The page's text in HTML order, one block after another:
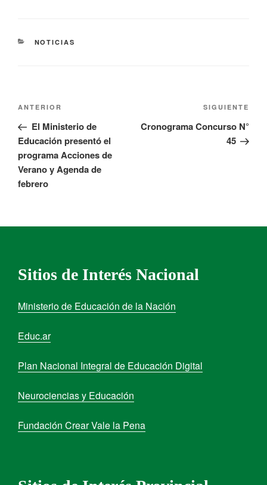
NOTICIAS
ANTERIOR
El Ministerio de
Educación presentó el
programa Acciones de
Verano y Agenda de
febrero
SIGUIENTE
Cronograma Concurso N°
45
Sitios de Interés Nacional
Ministerio de Educación de la Nación
Educ.ar
Plan Nacional Integral de Educación Digital
Neurociencias y Educación
Fundación Crear Vale la Pena